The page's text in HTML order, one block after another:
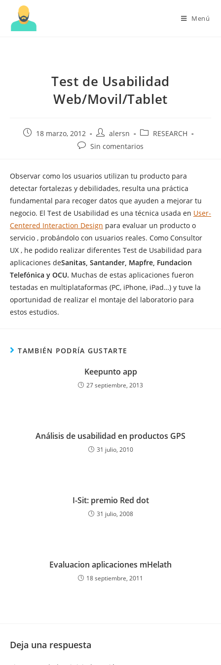
Menú
Test de Usabilidad
Web/Movil/Tablet
Publicación
18 marzo, 2012
Autor
de
alersn
Categoría
de
RESEARCH
Comentarios
entrada:
Sin comentarios
Observar como los usuarios utilizan tu producto para
detectar fortalezas y debilidades, resulta una práctica
fundamental para recoger datos que ayuden a mejorar tu
negocio. El Test de Usabilidad es una técnica usada en User-
Centered Interaction Design para evaluar un producto o
servicio , probándolo con usuarios reales. Como Consultor
UX , he podido realizar diferentes Test de Usabilidad para
aplicaciones deSanitas, Santander, Mapfre, Fundacion
Telefónica y OCU. Muchas de estas aplicaciones fueron
testadas en multiplataformas (PC, iPhone, iPad…) y tuve la
oportunidad de realizar el montaje del laboratorio para
estos estudios.
TAMBIÉN PODRÍA GUSTARTE
Keepunto app
27 septiembre, 2013
Análisis de usabilidad en productos GPS
31 julio, 2010
I-Sit: premio Red dot
31 julio, 2008
Evaluacion aplicaciones mHelath
18 septiembre, 2011
Deja una respuesta